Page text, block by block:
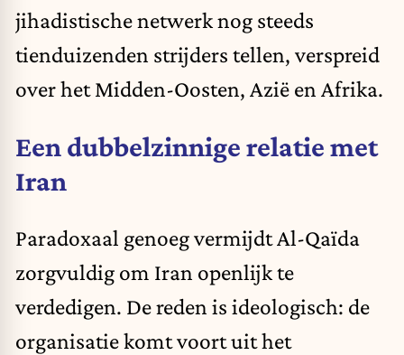
jihadistische netwerk nog steeds
tienduizenden strijders tellen, verspreid
over het Midden-Oosten, Azië en Afrika.
Een dubbelzinnige relatie met
Iran
Paradoxaal genoeg vermijdt Al-Qaïda
zorgvuldig om Iran openlijk te
verdedigen. De reden is ideologisch: de
organisatie komt voort uit het